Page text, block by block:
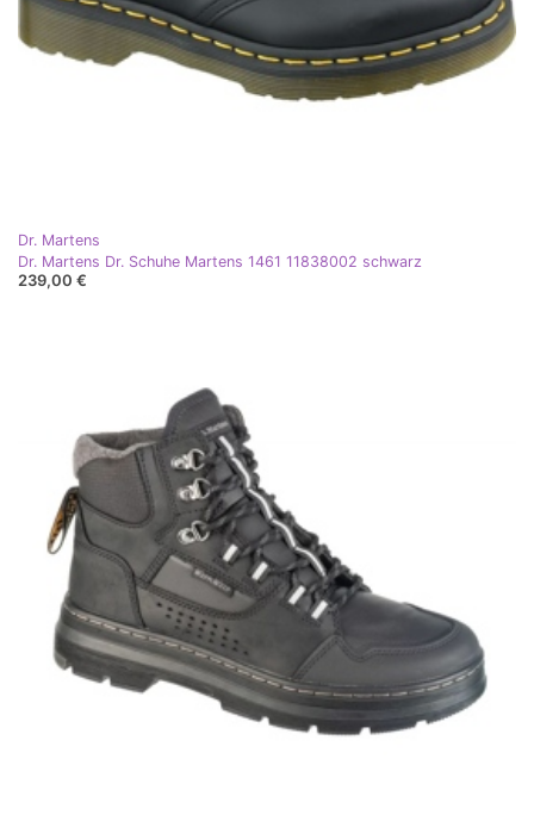
Dr. Martens
Dr. Martens Dr. Schuhe Martens 1461 11838002 schwarz
239,00 €